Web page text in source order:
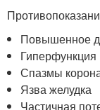
Повышенное
Спазмы
Язва желудка
Частичная